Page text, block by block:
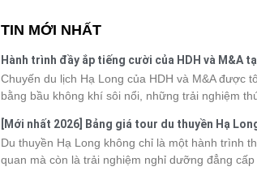
TIN MỚI NHẤT
Hành trình đầy ắp tiếng cười của HDH và M&A
Long
Chuyến du lịch Hạ Long của HDH và M&A được
bằng bầu không khí sôi nổi, những trải nghiệm
quan thiên nhiên đến những phút giây đồng hành
nhau, tất cả đã tạo nên một chuyến đi tràn đầy
và dấu ấn khó quên.
[Mới nhất 2026] Bảng giá tour du thuyền Hạ
6 sao
Du thuyền Hạ Long không chỉ là một hành trình
quan mà còn là trải nghiệm nghỉ dưỡng đẳng cấp